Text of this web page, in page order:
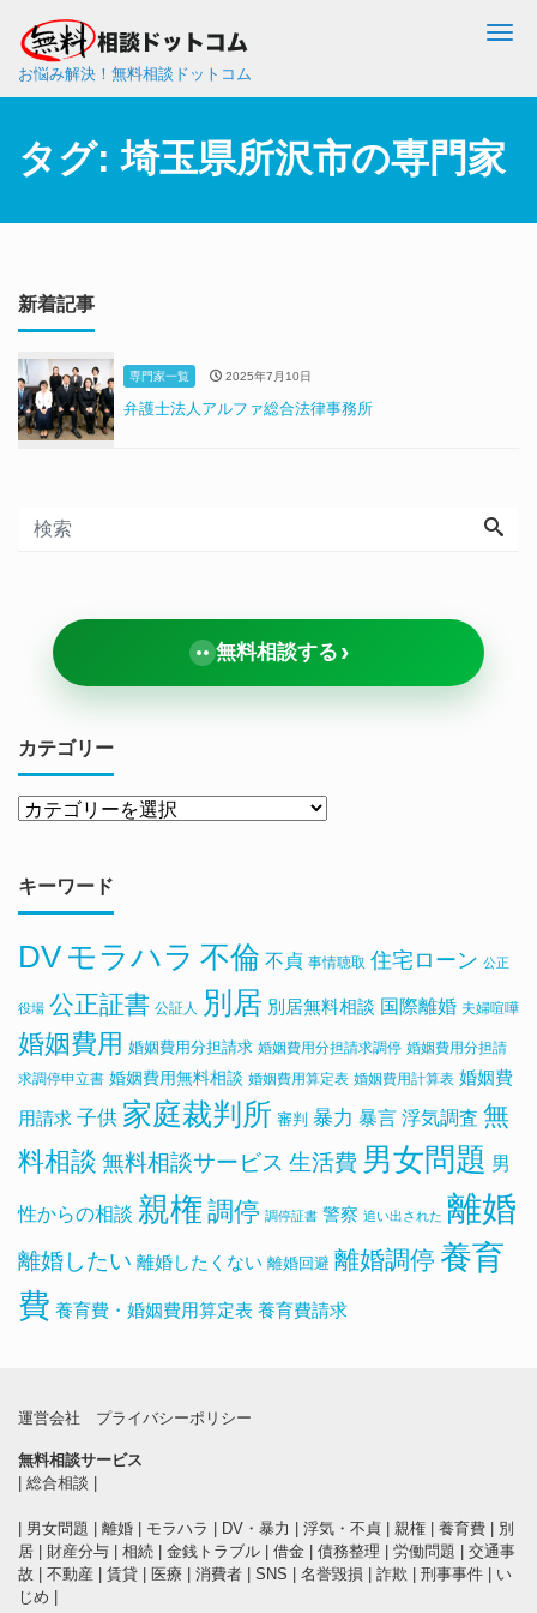
お悩み解決！無料相談ドットコム
タグ:埼玉県所沢市の専門家
新着記事
専門家一覧 2025年7月10日
弁護士法人アルファ総合法律事務所
無料相談する ›
カテゴリー
キーワード
DV モラハラ 不倫 不貞 事情聴取 住宅ローン 公正
役場 公正証書 公証人 別居 別居無料相談 国際離婚 夫婦喧嘩
婚姻費用 婚姻費用分担請求 婚姻費用分担請求調停 婚姻費用分担請
求調停申立書 婚姻費用無料相談 婚姻費用算定表 婚姻費用計算表 婚姻費
用請求 子供 家庭裁判所 審判 暴力 暴言 浮気調査 無
料相談 無料相談サービス 生活費 男女問題 男
性からの相談 親権 調停 調停証書 警察 追い出された 離婚
離婚したい 離婚したくない 離婚回避 離婚調停 養育
費 養育費・婚姻費用算定表 養育費請求
運営会社 プライバシーポリシー
無料相談サービス
総合相談
男女問題 離婚 モラハラ DV・暴力 浮気・不貞 親権 養育費
別
居
財産分与 相続 金銭トラブル 借金 債務整理 労働問題
交通事
故
不動産 賃貸 医療 消費者 SNS 名誉毀損 詐欺 刑事事件
い
じめ